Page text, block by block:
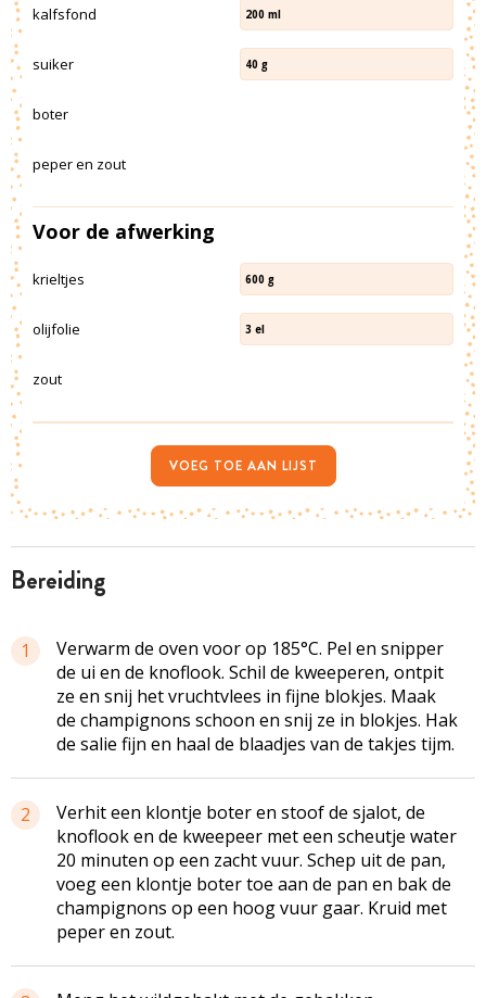
bereiding
1
Verwarm de oven voor op 185°C. Pel en snipper
de ui en de knoflook. Schil de kweeperen, ontpit
ze en snij het vruchtvlees in fijne blokjes. Maak
de champignons schoon en snij ze in blokjes. Hak
de salie fijn en haal de blaadjes van de takjes tijm.
2
Verhit een klontje boter en stoof de sjalot, de
knoflook en de kweepeer met een scheutje water
20 minuten op een zacht vuur. Schep uit de pan,
voeg een klontje boter toe aan de pan en bak de
champignons op een hoog vuur gaar. Kruid met
peper en zout.
kalfsfond 200 ml
suiker 40 g
boter
peper en zout
Voor de afwerking
krieltjes 600 g
olijfolie 3 el
zout
VOEG TOE AAN LIJST